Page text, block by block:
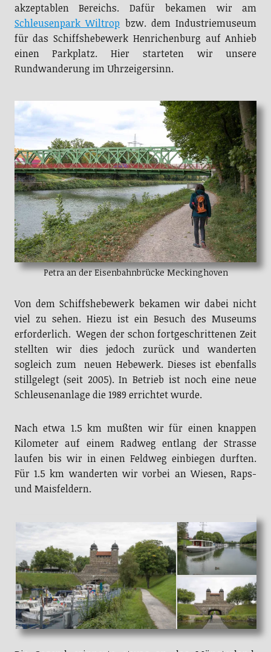
akzeptablen Bereichs. Dafür bekamen wir am
Schleusenpark Wiltrop bzw. dem Industriemuseum
für das Schiffshebewerk Henrichenburg auf Anhieb
einen Parkplatz. Hier starteten wir unsere
Rundwanderung im Uhrzeigersinn.
Petra an der Eisenbahnbrücke Meckinghoven
Von dem Schiffshebewerk bekamen wir dabei nicht
viel zu sehen. Hiezu ist ein Besuch des Museums
erforderlich. Wegen der schon fortgeschrittenen Zeit
stellten wir dies jedoch zurück und wanderten
sogleich zum neuen Hebewerk. Dieses ist ebenfalls
stillgelegt (seit 2005). In Betrieb ist noch eine neue
Schleusenanlage die 1989 errichtet wurde.
Nach etwa 1.5 km mußten wir für einen knappen
Kilometer auf einem Radweg entlang der Strasse
laufen bis wir in einen Feldweg einbiegen durften.
Für 1.5 km wanderten wir vorbei an Wiesen, Raps-
und Maisfeldern.